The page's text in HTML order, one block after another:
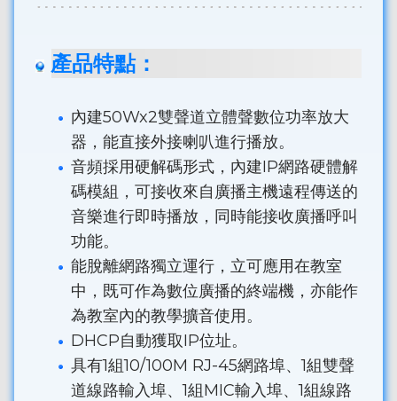
產品特點：
內建50Wx2雙聲道立體聲數位功率放大
器，能直接外接喇叭進行播放。
音頻採用硬解碼形式，內建IP網路硬體解
碼模組，可接收來自廣播主機遠程傳送的
音樂進行即時播放，同時能接收廣播呼叫
功能。
能脫離網路獨立運行，立可應用在教室
中，既可作為數位廣播的終端機，亦能作
為教室內的教學擴音使用。
DHCP自動獲取IP位址。
具有1組10/100M RJ-45網路埠、1組雙聲
道線路輸入埠、1組MIC輸入埠、1組線路